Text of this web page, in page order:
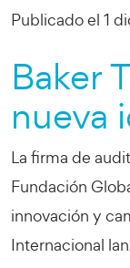
Publicado el 1
Baker
nueva
La firma de
Fundación
innovación y
Internacional